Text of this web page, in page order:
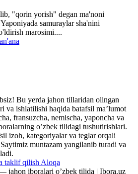
"qorin yorish" degan ma'noni
samuraylar sha'nini
marosimi....
Bu yerda jahon tillaridan olingan
va ishlatilishi haqida batafsil maʼlumot
fransuzcha, nemischa, yaponcha va
oʼzbek tilidagi tushutirishlari.
izoh, kategoriyalar va teglar orqali
muntazam yangilanib turadi va
taklif qilish Aloqa
jahon iboralari oʼzbek tilida | Ibora.uz